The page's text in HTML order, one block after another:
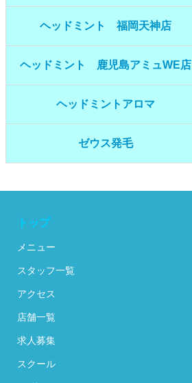
ヘッドミント 福岡天神店
ヘッドミント 鹿児島アミュWE店
ヘッドミントアロマ
ゼウス発毛
トップ
メニュー
スタッフ一覧
アクセス
店舗一覧
求人募集
スクール